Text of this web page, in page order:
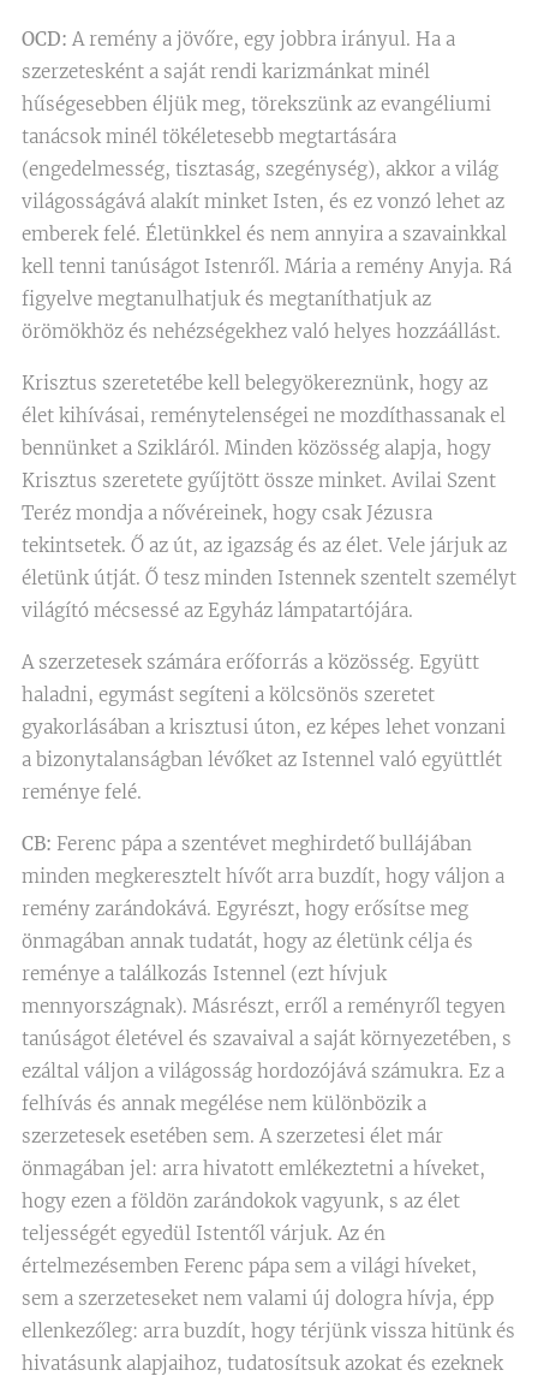
OCD: A remény a jövőre, egy jobbra irányul. Ha a
szerzetesként a saját rendi karizmánkat minél
hűségesebben éljük meg, törekszünk az evangéliumi
tanácsok minél tökéletesebb megtartására
(engedelmesség, tisztaság, szegénység), akkor a világ
világosságává alakít minket Isten, és ez vonzó lehet az
emberek felé. Életünkkel és nem annyira a szavainkkal
kell tenni tanúságot Istenről. Mária a remény Anyja. Rá
figyelve megtanulhatjuk és megtaníthatjuk az
örömökhöz és nehézségekhez való helyes hozzáállást.
Krisztus szeretetébe kell belegyökereznünk, hogy az
élet kihívásai, reménytelenségei ne mozdíthassanak el
bennünket a Szikláról. Minden közösség alapja, hogy
Krisztus szeretete gyűjtött össze minket. Avilai Szent
Teréz mondja a nővéreinek, hogy csak Jézusra
tekintsetek. Ő az út, az igazság és az élet. Vele járjuk az
életünk útját. Ő tesz minden Istennek szentelt személyt
világító mécsessé az Egyház lámpatartójára.
A szerzetesek számára erőforrás a közösség. Együtt
haladni, egymást segíteni a kölcsönös szeretet
gyakorlásában a krisztusi úton, ez képes lehet vonzani
a bizonytalanságban lévőket az Istennel való együttlét
reménye felé.
CB: Ferenc pápa a szentévet meghirdető bullájában
minden megkeresztelt hívőt arra buzdít, hogy váljon a
remény zarándokává. Egyrészt, hogy erősítse meg
önmagában annak tudatát, hogy az életünk célja és
reménye a találkozás Istennel (ezt hívjuk
mennyországnak). Másrészt, erről a reményről tegyen
tanúságot életével és szavaival a saját környezetében, s
ezáltal váljon a világosság hordozójává számukra. Ez a
felhívás és annak megélése nem különbözik a
szerzetesek esetében sem. A szerzetesi élet már
önmagában jel: arra hivatott emlékeztetni a híveket,
hogy ezen a földön zarándokok vagyunk, s az élet
teljességét egyedül Istentől várjuk. Az én
értelmezésemben Ferenc pápa sem a világi híveket,
sem a szerzeteseket nem valami új dologra hívja, épp
ellenkezőleg: arra buzdít, hogy térjünk vissza hitünk és
hivatásunk alapjaihoz, tudatosítsuk azokat és ezeknek